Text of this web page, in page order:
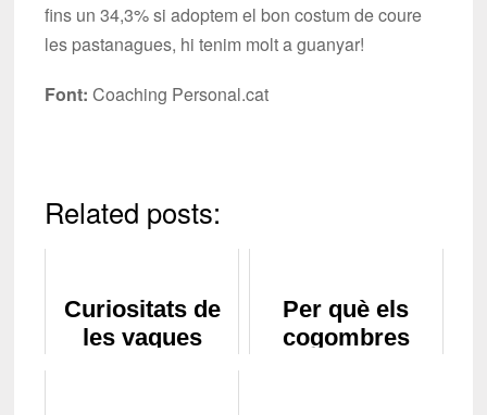
fins un 34,3% si adoptem el bon costum de coure
les pastanagues, hi tenim molt a guanyar!
Font: Coaching Personal.cat
Related posts:
Curiositats de
les vaques
Per què els
cogombres